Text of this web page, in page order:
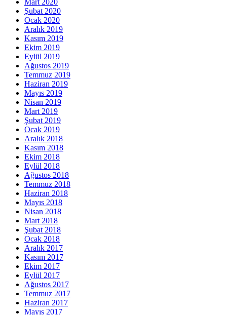
Mart 2020
Şubat 2020
Ocak 2020
Aralık 2019
Kasım 2019
Ekim 2019
Eylül 2019
Ağustos 2019
Temmuz 2019
Haziran 2019
Mayıs 2019
Nisan 2019
Mart 2019
Şubat 2019
Ocak 2019
Aralık 2018
Kasım 2018
Ekim 2018
Eylül 2018
Ağustos 2018
Temmuz 2018
Haziran 2018
Mayıs 2018
Nisan 2018
Mart 2018
Şubat 2018
Ocak 2018
Aralık 2017
Kasım 2017
Ekim 2017
Eylül 2017
Ağustos 2017
Temmuz 2017
Haziran 2017
Mayıs 2017